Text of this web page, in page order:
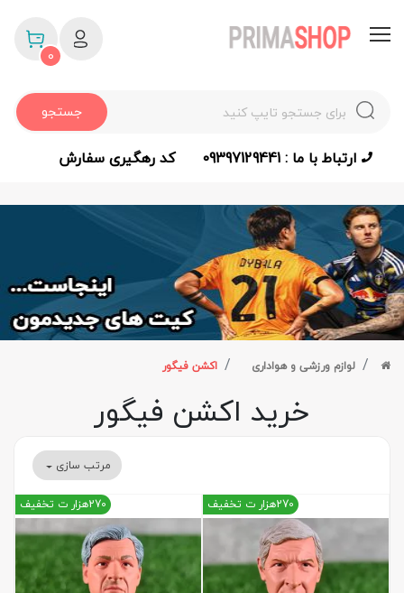
جستجو
0
ارتباط با ما : 09397129441 کد رهگیری سفارش
لوازم ورزشی و هواداری اکشن فیگور
خرید اکشن فیگور
مرتب سازی
270هزار ت تخفیف 270هزار ت تخفیف